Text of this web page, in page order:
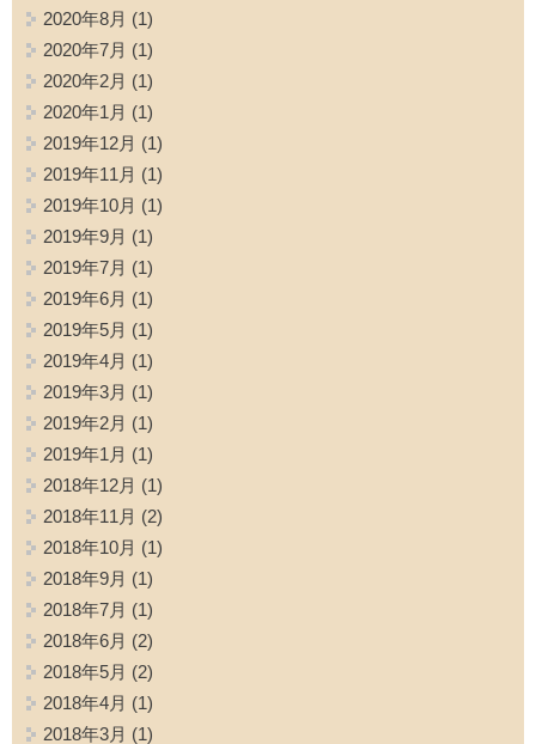
2020年8月 (1)
2020年7月 (1)
2020年2月 (1)
2020年1月 (1)
2019年12月 (1)
2019年11月 (1)
2019年10月 (1)
2019年9月 (1)
2019年7月 (1)
2019年6月 (1)
2019年5月 (1)
2019年4月 (1)
2019年3月 (1)
2019年2月 (1)
2019年1月 (1)
2018年12月 (1)
2018年11月 (2)
2018年10月 (1)
2018年9月 (1)
2018年7月 (1)
2018年6月 (2)
2018年5月 (2)
2018年4月 (1)
2018年3月 (1)